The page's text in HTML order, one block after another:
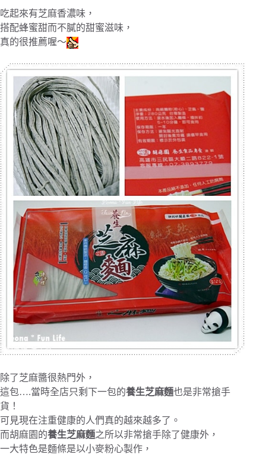
吃起來有芝麻香濃味，
搭配蜂蜜甜而不膩的甜蜜滋味，
真的很推薦喔～
除了芝麻醬很熱門外，
這包….當時全店只剩下一包的養生芝麻麵也是非常搶手
貨！
可見現在注重健康的人們真的越來越多了。
而胡麻園的養生芝麻麵之所以非常搶手除了健康外，
一大特色是麵條是以小麥粉心製作，